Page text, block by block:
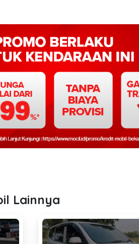
Lainnya